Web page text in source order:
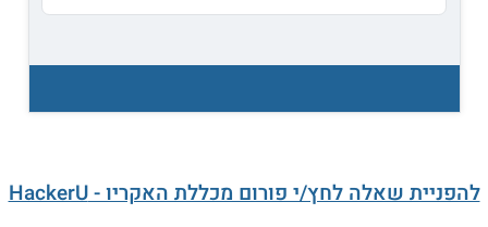
להפניית שאלה לחץ/י פורום מכללת האקריו - HackerU